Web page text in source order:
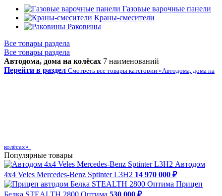
Газовые варочные панели
Краны-смесители
Раковины
Все товары раздела
Все товары раздела
Автодома, дома на колёсах 7 наименований
Перейти в раздел Смотреть все товары категории «Автодома, дома на
колёсах»
Популярные товары
Автодом
4х4 Veles Mercedes-Benz Sptinter L3H2 14 970 000 ₽
Прицеп
Белка STEALTH 2800 Оптима 530 000 ₽